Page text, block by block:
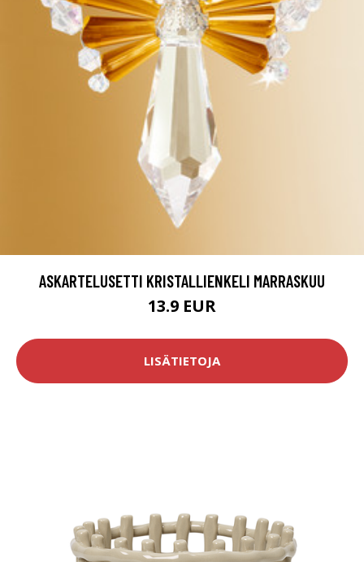
ASKARTELUSETTI KRISTALLIENKELI MARRASKUU
13.9 EUR
LISÄTIETOJA